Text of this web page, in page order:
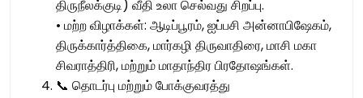
திருநீலக்குடி) வீதி உலா செல்வது சிறப்பு.
• மற்ற விழாக்கள்: ஆடிப்பூரம், ஐப்பசி அன்னாபிஷேகம்,
திருக்கார்த்திகை, மார்கழி திருவாதிரை, மாசி மகா
சிவராத்திரி, மற்றும் மாதாந்திர பிரதோஷங்கள்.
📞 தொடர்பு மற்றும் போக்குவரத்து